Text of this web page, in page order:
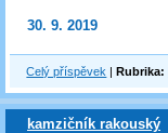
30. 9. 2019
Celý příspěvek |Rubrika:
kamzičník rakouský